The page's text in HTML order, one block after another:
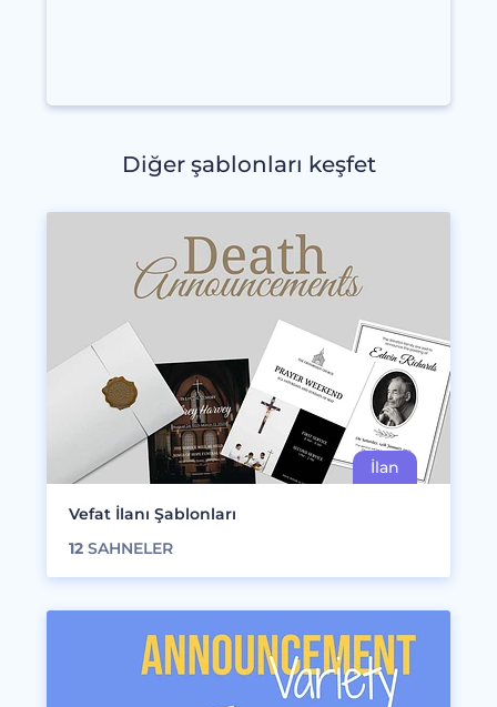
Diğer şablonları keşfet
Vefat İlanı Şablonları
12 SAHNELER